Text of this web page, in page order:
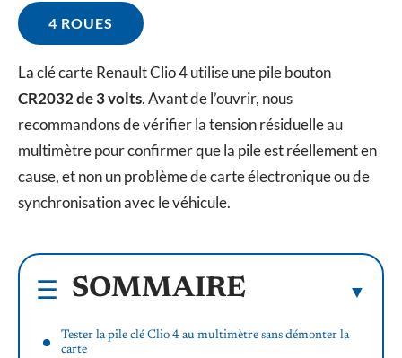
4 ROUES
La clé carte Renault Clio 4 utilise une pile bouton
CR2032 de 3 volts. Avant de l’ouvrir, nous
recommandons de vérifier la tension résiduelle au
multimètre pour confirmer que la pile est réellement en
cause, et non un problème de carte électronique ou de
synchronisation avec le véhicule.
SOMMAIRE
Tester la pile clé Clio 4 au multimètre sans démonter la
carte